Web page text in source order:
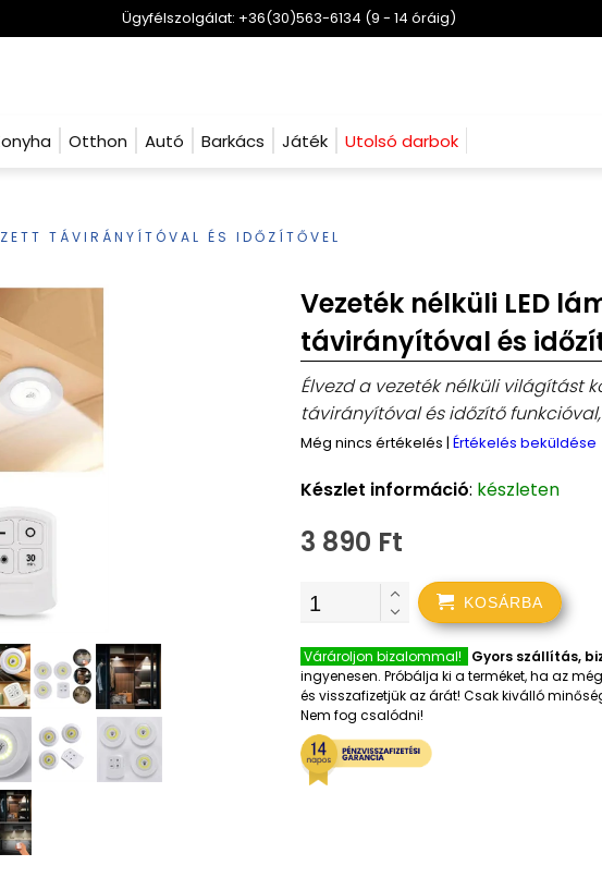
Ügyfélszolgálat: +36(30)563-6134 (9 - 14 óráig)
Otthon Autó Barkács Játék Utolsó darbok
TÁVIRÁNYÍTÓVAL ÉS IDŐZÍTŐVEL
Vezeték nélküli LED
távirányítóval és
Élvezd a vezeték nélküli világítást
távirányítóval és időzítő
Még nincs értékelés | Értékelés beküldése
Készlet információ: készleten
3 890 Ft
KOSÁRBA
Várároljon bizalommal! Gyors szállítás,
ingyenesen. Próbálja ki a terméket, ha az
és visszafizetjük az árát! Csak kiválló
Nem fog csalódni!